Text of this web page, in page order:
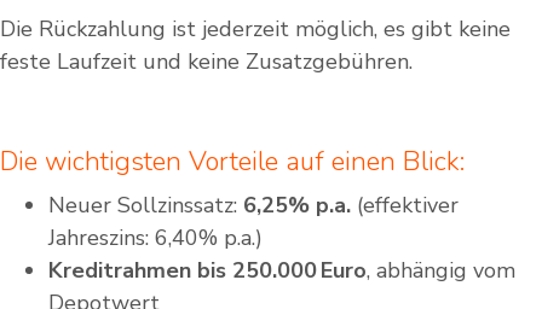
Die Rückzahlung ist jederzeit möglich, es gibt keine
feste Laufzeit und keine Zusatzgebühren.
Die wichtigsten Vorteile auf einen Blick:
Neuer Sollzinssatz: 6,25% p.a. (effektiver
Jahreszins: 6,40% p.a.)
Kreditrahmen bis 250.000 Euro, abhängig vom
Depotwert